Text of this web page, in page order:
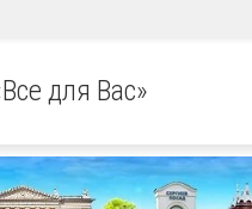
для Вас»